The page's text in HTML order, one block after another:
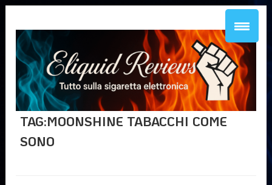
TAG:MOONSHINE TABACCHI COME
SONO